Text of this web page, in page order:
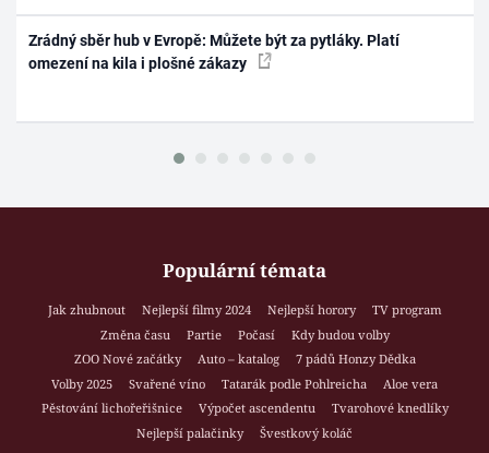
Zrádný sběr hub v Evropě: Můžete být za pytláky. Platí
omezení na kila i plošné zákazy
Populární témata
Jak zhubnout Nejlepší filmy 2024 Nejlepší horory
TV program
Změna času
Partie Počasí
Kdy budou volby
ZOO Nové začátky
Auto – katalog
7 pádů Honzy Dědka
Volby 2025
Svařené víno Tatarák podle Pohlreicha
Aloe vera
Pěstování lichořeřišnice
Výpočet ascendentu
Tvarohové knedlíky
Nejlepší palačinky
Švestkový koláč